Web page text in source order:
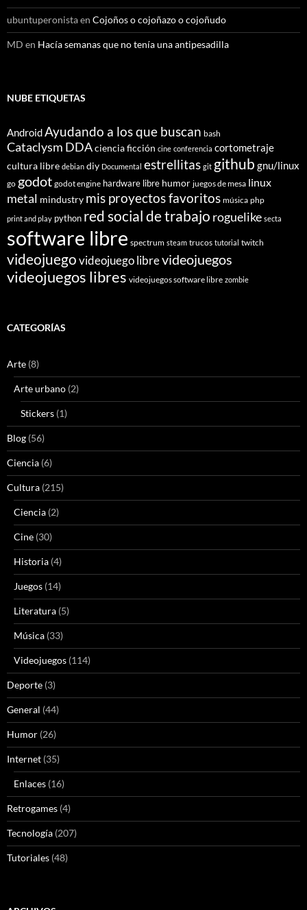
ubuntuperonistaen Cojoños o cojoñazo o cojoñudo
MD en Hacía semanas que no tenía una antipesadilla
NUBE ETIQUETAS
AndroidAyudando a los que buscan bash
Cataclysm DDAciencia ficción cine conferencia cortometraje
cultura libre debian diy Documental estrellitas git github gnu/linux
go godot godot engine hardware libre humor juegos de mesa linux
metal mindustry mis proyectos favoritos música php
print and play python red social de trabajo roguelike secta
software libre spectrum steam trucos tutorial twitch
videojuegovideojuego librevideojuegos
videojuegos libres videojuegos software libre zombie
CATEGORÍAS
Arte (8)
Arte urbano (2)
Stickers (1)
Blog (56)
Ciencia (6)
Cultura (215)
Ciencia (2)
Cine (30)
Historia (4)
Juegos (14)
Literatura (5)
Música (33)
Videojuegos (114)
Deporte (3)
General (44)
Humor (26)
Internet (35)
Enlaces (16)
Retrogames (4)
Tecnología (207)
Tutoriales (48)